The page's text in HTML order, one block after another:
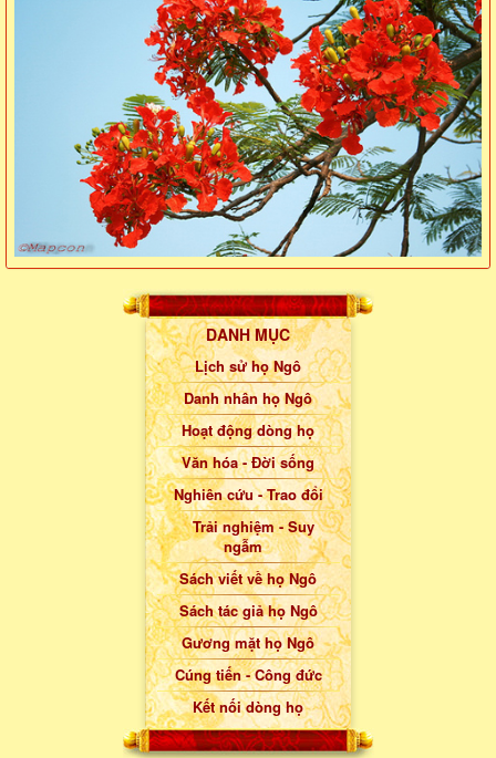
DANH MỤC
Lịch sử họ Ngô
Danh nhân họ Ngô
Hoạt động dòng họ
Văn hóa - Đời sống
Nghiên cứu - Trao đổi
Trải nghiệm - Suy
ngẫm
Sách viết về họ Ngô
Sách tác giả họ Ngô
Gương mặt họ Ngô
Cúng tiến - Công đức
Kết nối dòng họ